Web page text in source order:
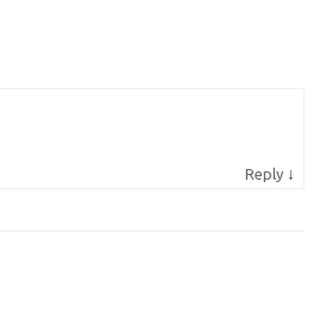
Reply ↓